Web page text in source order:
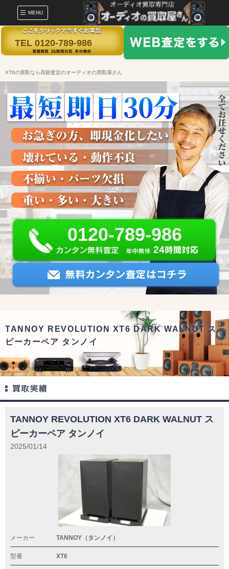
MENU
TEL 0120-789-986
XT6の買取なら高額査定のオーディオの買取屋さん
0120-789-986
TANNOY REVOLUTION XT6 DARK WALNUT ス
ピーカーペア タンノイ
TANNOY REVOLUTION XT6 DARK WALNUT ス
ピーカーペア タンノイ
2025/01/14
メーカー TANNOY（タンノイ）
型番 XT6